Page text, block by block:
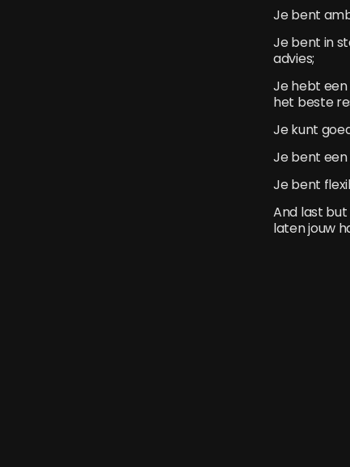
Je bent
Je bent in
advies;
Je hebt
het beste
Je kunt
Je bent
Je bent
And last
laten jouw